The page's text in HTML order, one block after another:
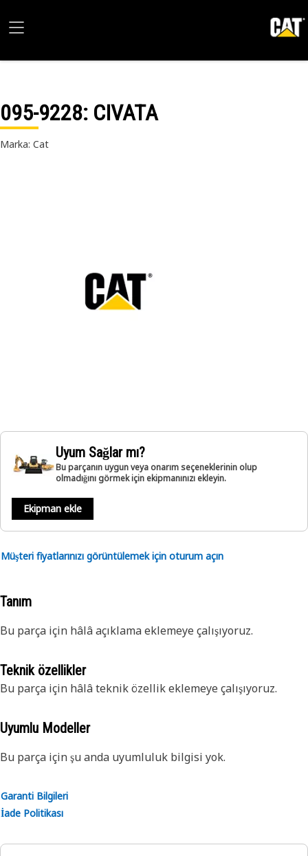
095-9228: CIVATA
Marka: Cat
Uyum Sağlar mı?
Bu parçanın uygun veya onarım seçeneklerinin olup
olmadığını görmek için ekipmanınızı ekleyin.
Ekipman ekle
Müşteri fiyatlarınızı görüntülemek için oturum açın
Tanım
Bu parça için hâlâ açıklama eklemeye çalışıyoruz.
Teknik özellikler
Bu parça için hâlâ teknik özellik eklemeye çalışıyoruz.
Uyumlu Modeller
Bu parça için şu anda uyumluluk bilgisi yok.
Garanti Bilgileri
İade Politikası